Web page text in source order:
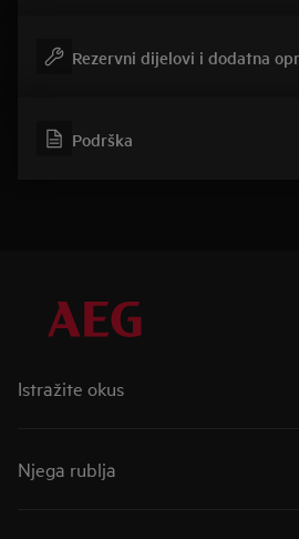
Rezervni dijelovi i dodatna
Podrška
Istražite okus
Taste of Tommorow
Mastery Range
Njega rublja